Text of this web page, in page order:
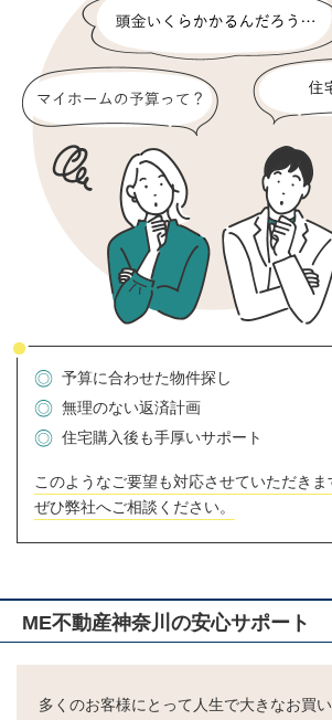
予算に合わせた物件探し
無理のない返済計画
住宅購入後も手厚いサポート
このようなご要望も対応させていただきま
ぜひ弊社へご相談ください。
ME不動産神奈川の安心サポート
多くのお客様にとって人生で大きなお買